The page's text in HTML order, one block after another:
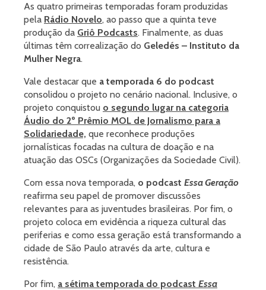
As quatro primeiras temporadas foram produzidas
pela Rádio Novelo, ao passo que a quinta teve
produção da Griô Podcasts. Finalmente, as duas
últimas têm correalização do Geledés – Instituto da
Mulher Negra.
Vale destacar que a temporada 6 do podcast
consolidou o projeto no cenário nacional. Inclusive, o
projeto conquistou o segundo lugar na categoria
Áudio do 2º Prêmio MOL de Jornalismo para a
Solidariedade, que reconhece produções
jornalísticas focadas na cultura de doação e na
atuação das OSCs (Organizações da Sociedade Civil).
Com essa nova temporada, o podcast Essa Geração
reafirma seu papel de promover discussões
relevantes para as juventudes brasileiras. Por fim, o
projeto coloca em evidência a riqueza cultural das
periferias e como essa geração está transformando a
cidade de São Paulo através da arte, cultura e
resistência.
Por fim, a sétima temporada do podcast Essa